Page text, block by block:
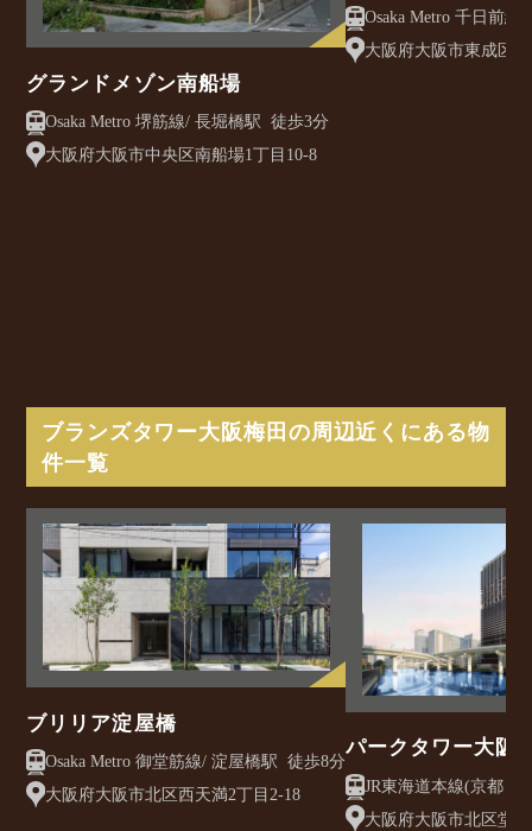
グランドメゾン南船場
Osaka Metro 堺筋線/ 長堀橋駅 徒歩3分
大阪府大阪市中央区南船場1丁目10-8
クレアスト
大阪府大阪市東成区
ブランズタワー大阪梅田の周辺近くにある物
件一覧
ブリリア淀屋橋
Osaka Metro 御堂筋線/ 淀屋橋駅 徒歩8分
大阪府大阪市北区西天満2丁目2-18
パークタワー大阪
JR東海道本線(京都～大阪)/ 大
10分
大阪府大阪市北区堂